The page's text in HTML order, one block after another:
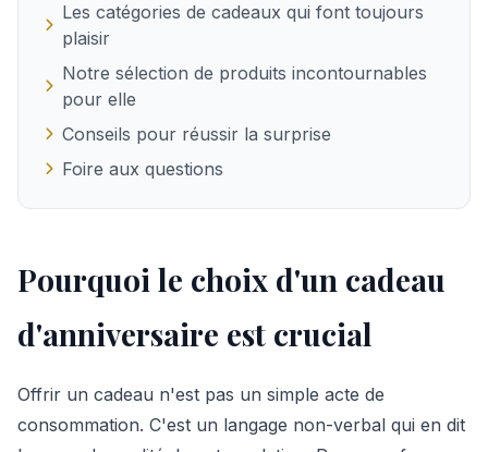
Les catégories de cadeaux qui font toujours
plaisir
Notre sélection de produits incontournables
pour elle
Conseils pour réussir la surprise
Foire aux questions
Pourquoi le choix d'un cadeau
d'anniversaire est crucial
Offrir un cadeau n'est pas un simple acte de
consommation. C'est un langage non-verbal qui en dit